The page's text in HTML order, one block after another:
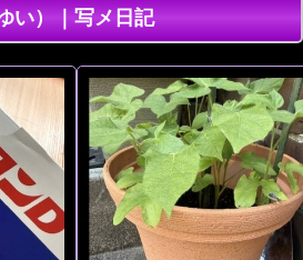
い）｜写メ日記